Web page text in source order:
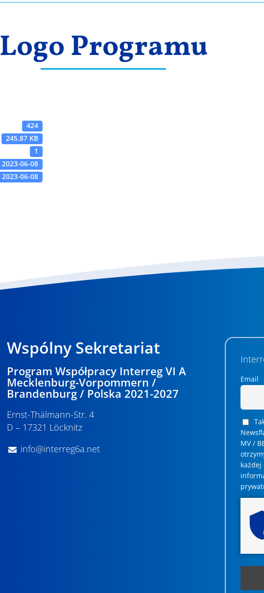
Logo Programu
424
245.87 KB
1
2023-06-08
2023-06-08
Wspólny Sekretariat
Program Współpracy Interreg VI A
Mecklenburg-Vorpommern /
Brandenburg / Polska 2021-2027
Ernst-Thälmann-Str. 4
D – 17321 Löcknitz
info@interreg6a.net
Email
MV /
każdej